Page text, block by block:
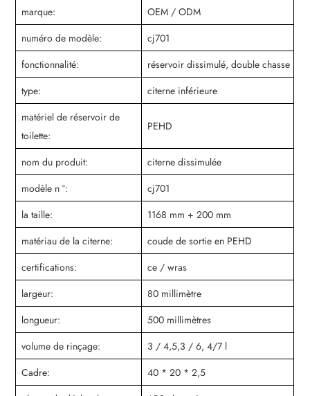
marque:
OEM / ODM
numéro de modèle:
cj701
fonctionnalité:
réservoir dissimulé, double chasse
type:
citerne inférieure
matériel de réservoir de
toilette:
PEHD
nom du produit:
citerne dissimulée
modèle n °:
cj701
la taille:
1168 mm + 200 mm
matériau de la citerne:
coude de sortie en PEHD
certifications:
ce / wras
largeur:
80 millimètre
longueur:
500 millimètres
volume de rinçage:
3 / 4,5,3 / 6, 4/7 l
Cadre:
40 * 20 * 2,5